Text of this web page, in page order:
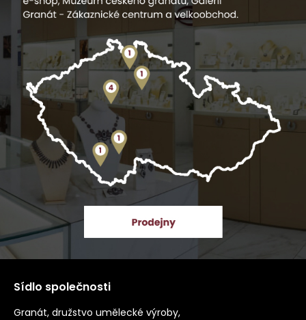
Sídlo společnosti
Granát, družstvo umělecké výroby,